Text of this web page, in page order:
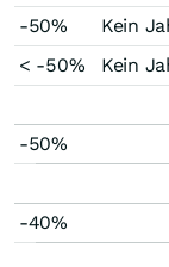
-50%
Kein
< -50%
Kein
-50%
-40%